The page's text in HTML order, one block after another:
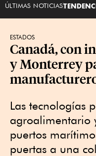
ÚLTIMAS NOTICIAS
ESTADOS
Canadá, con
y Monterrey
Las tecnologías
agroalimentario
puertos
puertas a una